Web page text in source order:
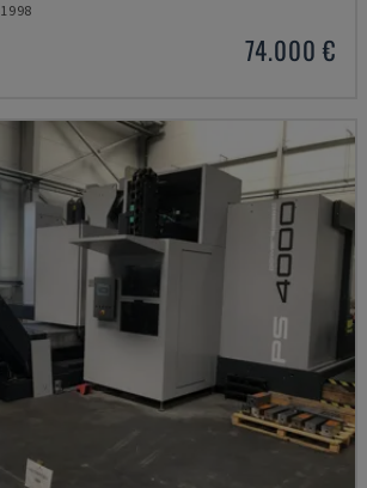
1998
74.000 €